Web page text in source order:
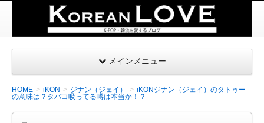
POP・
韓国を
| コリ
アンラ
メインメニュー
HOME iKON ジナン（ジェイ）
iKONジナン（ジェイ）のタトゥー
の意味は？タバコ吸ってる噂は本当か！？